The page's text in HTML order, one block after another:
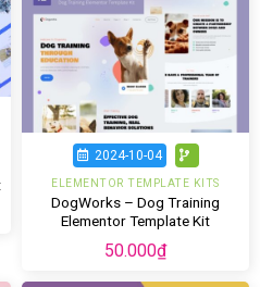
2024-10-04
ELEMENTOR TEMPLATE KITS
DogWorks – Dog Training
Elementor Template Kit
50.000₫